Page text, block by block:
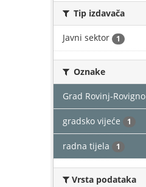
Tip izdavača
Javni sektor 1
Oznake
Grad Rovinj-Rovigno
gradsko vijeće 1
radna tijela 1
Vrsta podataka